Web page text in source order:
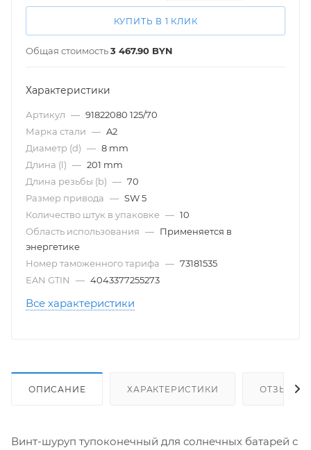
КУПИТЬ В 1 КЛИК
Общая стоимость3 467.90 BYN
Характеристики
Артикул — 91822080 125/70
Марка стали — A2
Диаметр (d) — 8 mm
Длина (l) — 201 mm
Длина резьбы (b) — 70
Размер привода — SW 5
Количество штук в упаковке — 10
Область использования — Применяется в
энергетике
Номер таможенного тарифа — 73181535
EAN GTIN
— 4043377255273
Все характеристики
ОПИСАНИЕ ХАРАКТЕРИСТИКИ ОТЗЫВЫ
Винт-шуруп тупоконечный для солнечных батарей с